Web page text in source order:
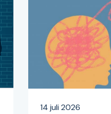
14 juli 2026